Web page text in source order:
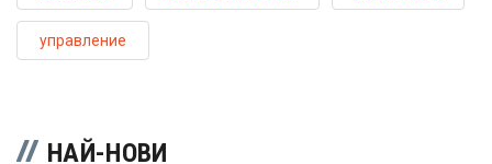
управление
НАЙ-НОВИ